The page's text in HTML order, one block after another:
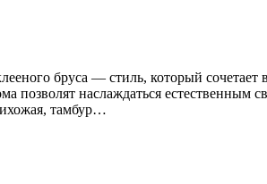
бруса — стиль, который
наслаждаться естественным
тамбур…